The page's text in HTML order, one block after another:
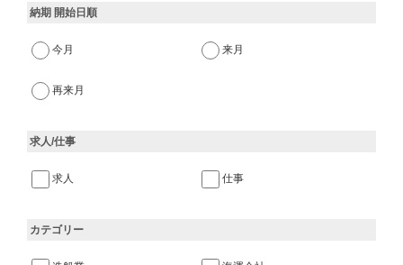
納期 開始日順
今月 来月
再来月
求人/仕事
求人 仕事
カテゴリー